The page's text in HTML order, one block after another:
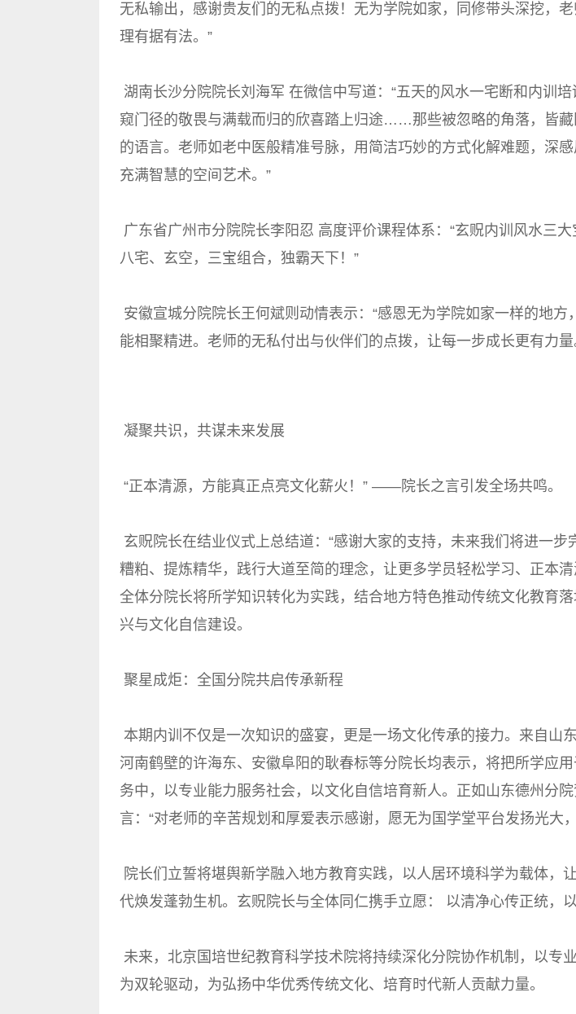
无私输出，感谢贵友们的无私点拨！无为学院如家，同修带头深挖，
理有据有法。”
湖南长沙分院院长刘海军 在微信中写道：“五天的风水一宅断和内训
窥门径的敬畏与满载而归的欣喜踏上归途……那些被忽略的角落，皆藏
的语言。老师如老中医般精准号脉，用简洁巧妙的方式化解难题，深感
充满智慧的空间艺术。”
广东省广州市分院院长李阳忍 高度评价课程体系：“玄贶内训风水三
八宅、玄空，三宝组合，独霸天下！”
安徽宣城分院院长王何斌则动情表示：“感恩无为学院如家一样的地方
能相聚精进。老师的无私付出与伙伴们的点拨，让每一步成长更有力量
凝聚共识，共谋未来发展
“正本清源，方能真正点亮文化薪火！” ——院长之言引发全场共鸣。
玄贶院长在结业仪式上总结道：“感谢大家的支持，未来我们将进一步
糟粕、提炼精华，践行大道至简的理念，让更多学员轻松学习、正本
全体分院长将所学知识转化为实践，结合地方特色推动传统文化教育
兴与文化自信建设。
聚星成炬：全国分院共启传承新程
本期内训不仅是一次知识的盛宴，更是一场文化传承的接力。来自山
河南鹤壁的许海东、安徽阜阳的耿春标等分院长均表示，将把所学应
务中，以专业能力服务社会，以文化自信培育新人。正如山东德州分
言：“对老师的辛苦规划和厚爱表示感谢，愿无为国学堂平台发扬光大
院长们立誓将堪舆新学融入地方教育实践，以人居环境科学为载体，
代焕发蓬勃生机。玄贶院长与全体同仁携手立愿： 以清净心传正统，以
未来，北京国培世纪教育科学技术院将持续深化分院协作机制，以专
为双轮驱动，为弘扬中华优秀传统文化、培育时代新人贡献力量。